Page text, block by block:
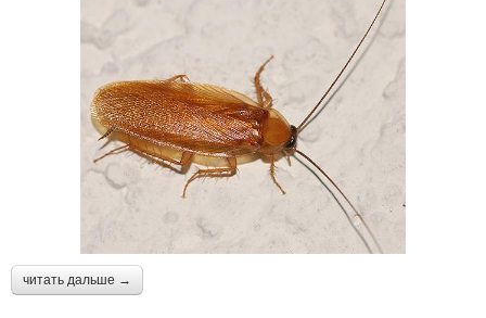
читать дальше →